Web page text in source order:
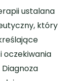
ustalana
który
oczekiwania